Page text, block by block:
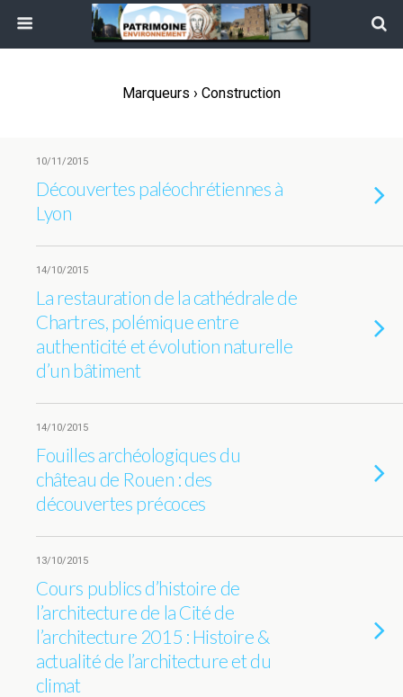
Marqueurs › Construction
10/11/2015
Découvertes paléochrétiennes à
Lyon
14/10/2015
La restauration de la cathédrale de
Chartres, polémique entre
authenticité et évolution naturelle
d’un bâtiment
14/10/2015
Fouilles archéologiques du
château de Rouen : des
découvertes précoces
13/10/2015
Cours publics d’histoire de
l’architecture de la Cité de
l’architecture 2015 : Histoire &
actualité de l’architecture et du
climat